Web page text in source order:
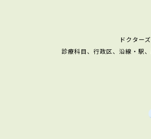
ドクター
診療科目、行政区、沿線・駅